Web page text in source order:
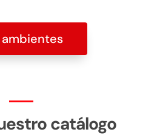
catálogo